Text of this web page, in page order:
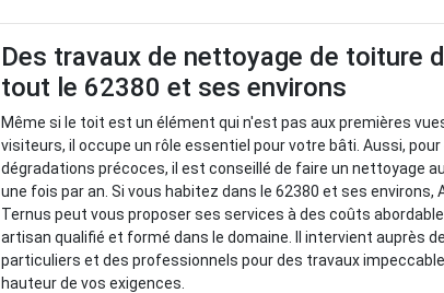
Des travaux de nettoyage de toiture
tout le 62380 et ses environs
Même si le toit est un élément qui n'est pas aux premières
visiteurs, il occupe un rôle essentiel pour votre bâti. Aussi,
dégradations précoces, il est conseillé de faire un nettoyage
une fois par an. Si vous habitez dans le 62380 et ses environs,
Ternus peut vous proposer ses services à des coûts
artisan qualifié et formé dans le domaine. Il intervient auprès
particuliers et des professionnels pour des travaux
hauteur de vos exigences.